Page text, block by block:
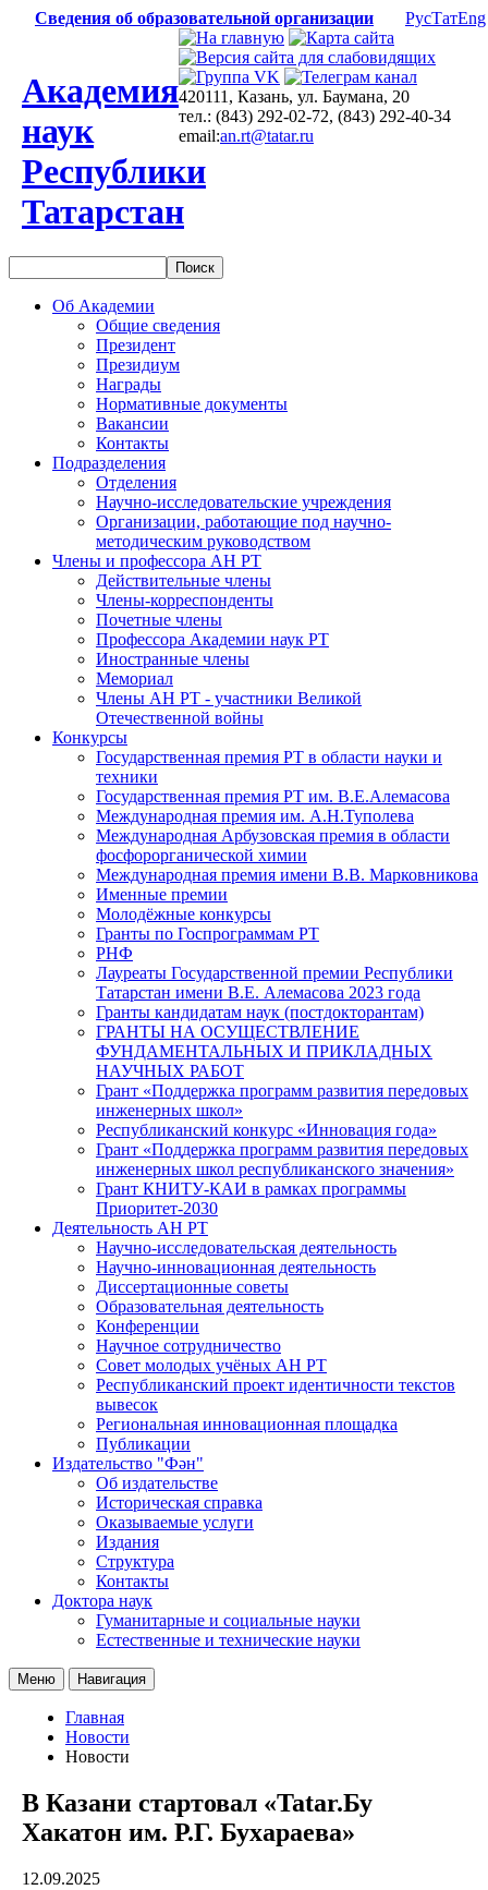
Сведения об образовательной организации РусТатEng
Академия
наук
Республики
Татарстан
420111, Казань, ул. Баумана, 20
тел.: (843) 292-02-72, (843) 292-40-34
email:an.rt@tatar.ru
Об Академии
Общие сведения
Президент
Президиум
Награды
Нормативные документы
Вакансии
Контакты
Подразделения
Отделения
Научно-исследовательские учреждения
Организации, работающие под научно-
методическим руководством
Члены и профессора АН РТ
Действительные члены
Члены-корреспонденты
Почетные члены
Профессора Академии наук РТ
Иностранные члены
Мемориал
Члены АН РТ - участники Великой
Отечественной войны
Конкурсы
Государственная премия РТ в области науки и
техники
Государственная премия РТ им. В.Е.Алемасова
Международная премия им. А.Н.Туполева
Международная Арбузовская премия в области
фосфорорганической химии
Международная премия имени В.В. Марковникова
Именные премии
Молодёжные конкурсы
Гранты по Госпрограммам РТ
РНФ
Лауреаты Государственной премии Республики
Татарстан имени В.Е. Алемасова 2023 года
Гранты кандидатам наук (постдокторантам)
ГРАНТЫ НА ОСУЩЕСТВЛЕНИЕ
ФУНДАМЕНТАЛЬНЫХ И ПРИКЛАДНЫХ
НАУЧНЫХ РАБОТ
Грант «Поддержка программ развития передовых
инженерных школ»
Республиканский конкурс «Инновация года»
Грант «Поддержка программ развития передовых
инженерных школ республиканского значения»
Грант КНИТУ-КАИ в рамках программы
Приоритет-2030
Деятельность АН РТ
Научно-исследовательская деятельность
Научно-инновационная деятельность
Диссертационные советы
Образовательная деятельность
Конференции
Научное сотрудничество
Совет молодых учёных АН РТ
Республиканский проект идентичности текстов
вывесок
Региональная инновационная площадка
Публикации
Издательство "Фән"
Об издательстве
Историческая справка
Оказываемые услуги
Издания
Структура
Контакты
Доктора наук
Гуманитарные и социальные науки
Естественные и технические науки
Меню Навигация
Главная
Новости
Новости
В Казани стартовал «Tatar.Бу
Хакатон им. Р.Г. Бухараева»
12.09.2025